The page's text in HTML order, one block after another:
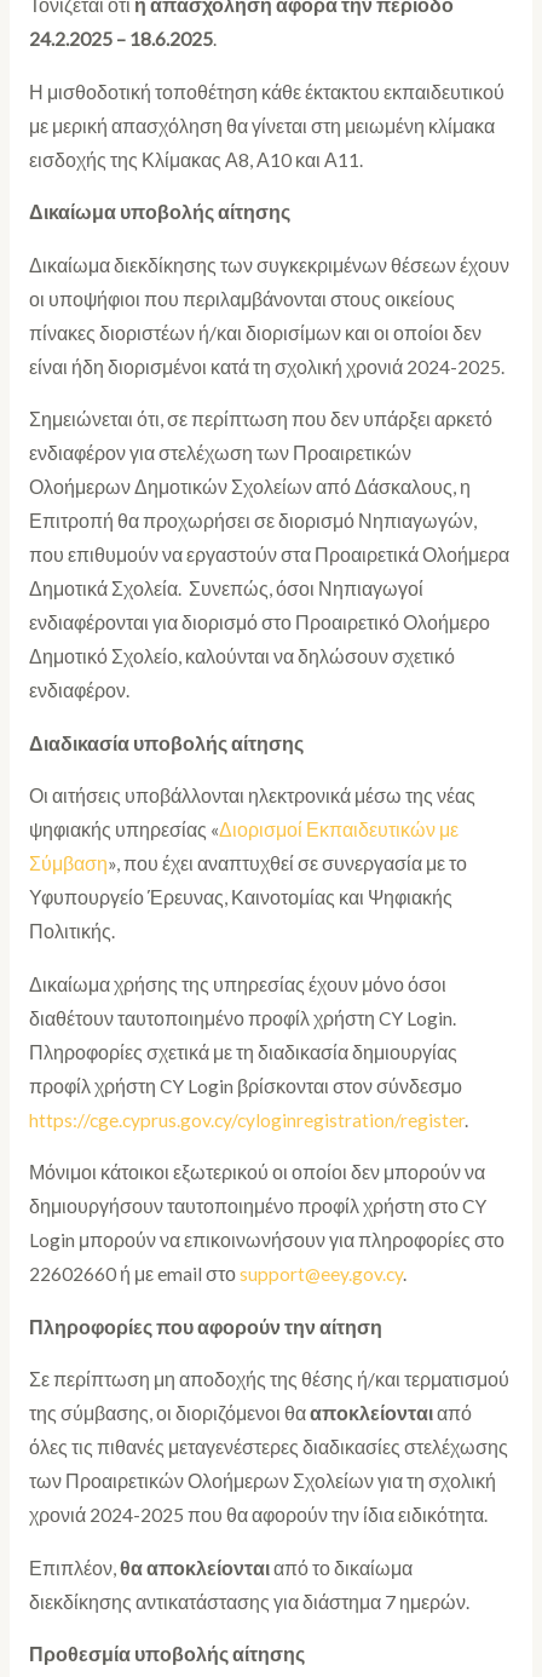
Τονίζεται ότι η απασχόληση αφορά την περίοδο
24.2.2025 – 18.6.2025.
Η μισθοδοτική τοποθέτηση κάθε έκτακτου εκπαιδευτικού
με μερική απασχόληση θα γίνεται στη μειωμένη κλίμακα
εισδοχής της Κλίμακας Α8, Α10 και Α11.
Δικαίωμα υποβολής αίτησης
Δικαίωμα διεκδίκησης των συγκεκριμένων θέσεων έχουν
οι υποψήφιοι που περιλαμβάνονται στους οικείους
πίνακες διοριστέων ή/και διορισίμων και οι οποίοι δεν
είναι ήδη διορισμένοι κατά τη σχολική χρονιά 2024-2025.
Σημειώνεται ότι, σε περίπτωση που δεν υπάρξει αρκετό
ενδιαφέρον για στελέχωση των Προαιρετικών
Ολοήμερων Δημοτικών Σχολείων από Δάσκαλους, η
Επιτροπή θα προχωρήσει σε διορισμό Νηπιαγωγών,
που επιθυμούν να εργαστούν στα Προαιρετικά Ολοήμερα
Δημοτικά Σχολεία. Συνεπώς, όσοι Νηπιαγωγοί
ενδιαφέρονται για διορισμό στο Προαιρετικό Ολοήμερο
Δημοτικό Σχολείο, καλούνται να δηλώσουν σχετικό
ενδιαφέρον.
Διαδικασία υποβολής αίτησης
Οι αιτήσεις υποβάλλονται ηλεκτρονικά μέσω της νέας
ψηφιακής υπηρεσίας «Διορισμοί Εκπαιδευτικών με
Σύμβαση», που έχει αναπτυχθεί σε συνεργασία με το
Υφυπουργείο Έρευνας, Καινοτομίας και Ψηφιακής
Πολιτικής.
Δικαίωμα χρήσης της υπηρεσίας έχουν μόνο όσοι
διαθέτουν ταυτοποιημένο προφίλ χρήστη CY Login.
Πληροφορίες σχετικά με τη διαδικασία δημιουργίας
προφίλ χρήστη CY Login βρίσκονται στον σύνδεσμο
https://cge.cyprus.gov.cy/cyloginregistration/register.
Μόνιμοι κάτοικοι εξωτερικού οι οποίοι δεν μπορούν να
δημιουργήσουν ταυτοποιημένο προφίλ χρήστη στο CY
Login μπορούν να επικοινωνήσουν για πληροφορίες στο
22602660 ή με email στοsupport@eey.gov.cy.
Πληροφορίες που αφορούν την αίτηση
Σε περίπτωση μη αποδοχής της θέσης ή/και τερματισμού
της σύμβασης, οι διοριζόμενοι θααποκλείονταιαπό
όλες τις πιθανές μεταγενέστερες διαδικασίες στελέχωσης
των Προαιρετικών Ολοήμερων Σχολείων για τη σχολική
χρονιά 2024-2025 που θα αφορούν την ίδια ειδικότητα.
Επιπλέον,θα αποκλείονταιαπό το δικαίωμα
διεκδίκησης αντικατάστασης για διάστημα 7 ημερών.
Προθεσμία υποβολής αίτησης